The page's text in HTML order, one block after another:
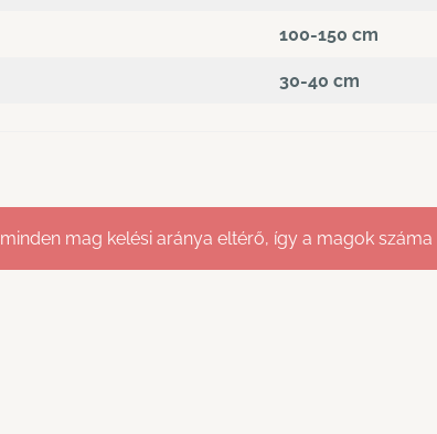
100-150 cm
30-40 cm
minden mag kelési aránya eltérő, így a magok száma